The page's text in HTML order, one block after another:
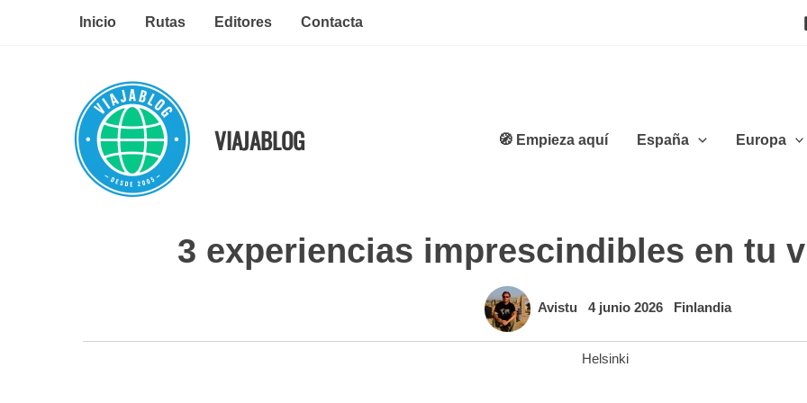
Inicio Rutas Editores Contacta
VIAJABLOG 🧭 Empieza aquí España Europa
3 experiencias imprescindibles en tu
Avistu 4 junio 2026 Finlandia
Helsinki